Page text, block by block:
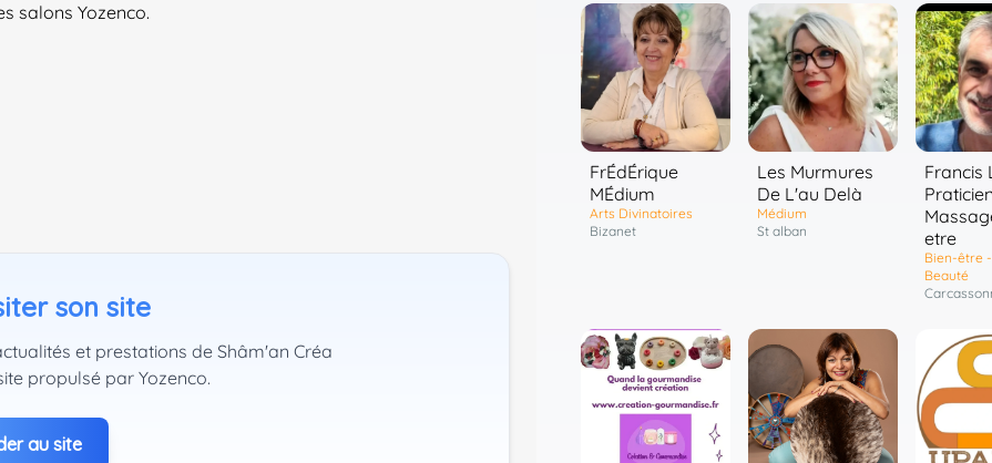
salons Yozenco.
son site
et prestations de Shâm'an Créa
propulsé par Yozenco.
au site
FrÉdÉrique
MÉdium
Arts Divinatoires
Bizanet
Les Murmures
De L'au Delà
Médium
St alban
Francis
etre
Bien-être
Beauté